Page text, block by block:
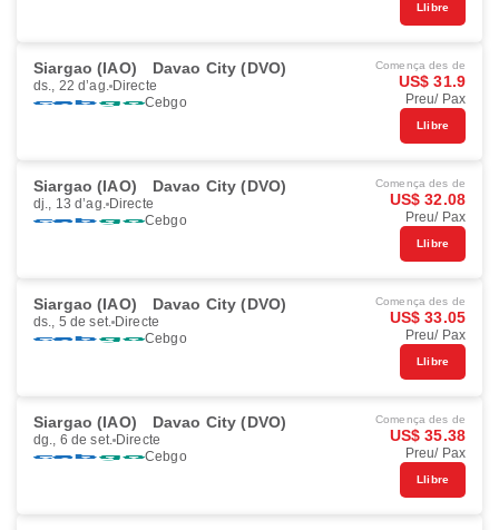
Llibre
Siargao (IAO) Davao City (DVO)
ds., 22 d’ag. Directe
Cebgo
Comença des de
US$ 31.9
Preu/ Pax
Llibre
Siargao (IAO) Davao City (DVO)
dj., 13 d’ag. Directe
Cebgo
Comença des de
US$ 32.08
Preu/ Pax
Llibre
Siargao (IAO) Davao City (DVO)
ds., 5 de set. Directe
Cebgo
Comença des de
US$ 33.05
Preu/ Pax
Llibre
Siargao (IAO) Davao City (DVO)
dg., 6 de set. Directe
Cebgo
Comença des de
US$ 35.38
Preu/ Pax
Llibre